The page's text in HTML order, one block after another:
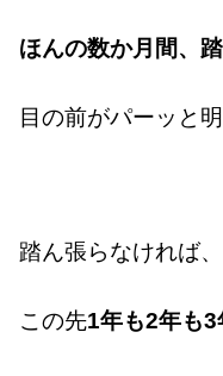
ほんの数か月間、
目の前がパーッと
踏ん張らなければ、
この先1年も2年も